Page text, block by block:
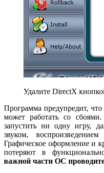
Удалите DirectX
Программа предупредит,
может работать со
запустить ни одну игру,
звуком,
Графическое оформление и
потеряют в
важной части ОС